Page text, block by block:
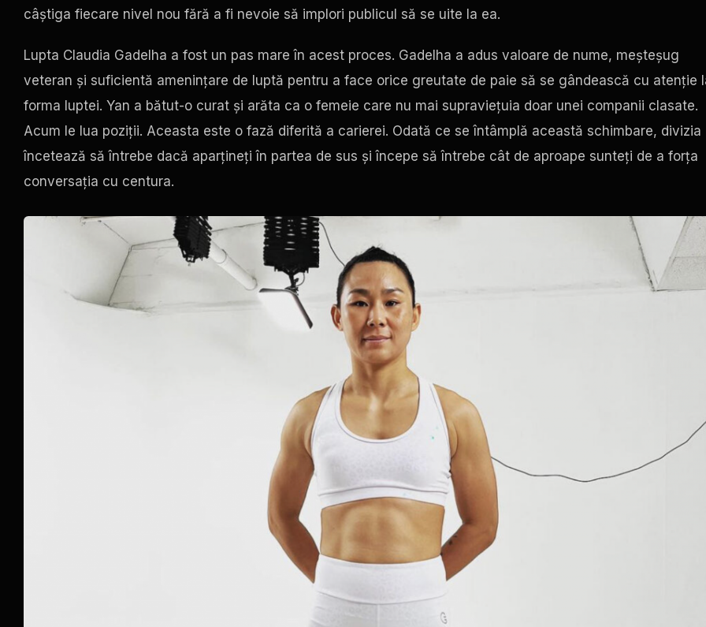
câștiga fiecare nivel nou fără a fi nevoie să implori publicul să se uite la ea.
Lupta Claudia Gadelha a fost un pas mare în acest proces. Gadelha a adus valoare de nume, meșteșug
veteran și suficientă amenințare de luptă pentru a face orice greutate de paie să se gândească cu atenție
forma luptei. Yan a bătut-o curat și arăta ca o femeie care nu mai supraviețuia doar unei companii clasate.
Acum le lua poziții. Aceasta este o fază diferită a carierei. Odată ce se întâmplă această schimbare, divizia
încetează să întrebe dacă aparțineți în partea de sus și începe să întrebe cât de aproape sunteți de a forța
conversația cu centura.